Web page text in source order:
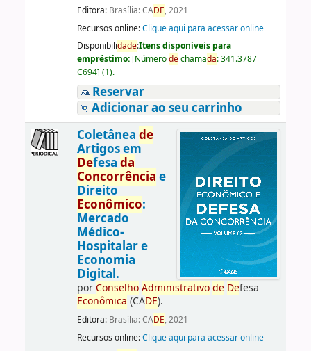
Editora: Brasília: CADE, 2021
Recursos online:Clique aqui para acessar online
Disponibilidade:Itens disponíveis para
empréstimo: [Númerodechamada:341.3787
C694] (1).
Reservar
Adicionar ao seu carrinho
Coletânea de
Artigos em
Defesa da
Concorrência e
Direito
Econômico:
Mercado
Médico-
Hospitalar e
Economia
Digital.
porConselho Administrativo de Defesa
Econômica (CADE).
Editora: Brasília: CADE, 2021
Recursos online:Clique aqui para acessar online